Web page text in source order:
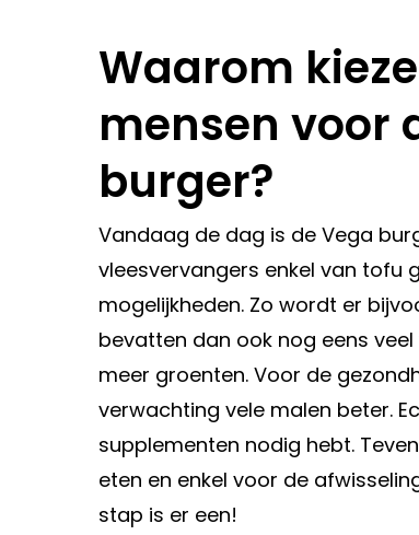
Waarom
mensen voor
burger?
Vandaag de dag is de Vega
vleesvervangers enkel van tofu
mogelijkheden. Zo wordt er
bevatten dan ook nog eens
meer groenten. Voor de
verwachting vele malen beter.
supplementen nodig hebt.
eten en enkel voor de
stap is er een!